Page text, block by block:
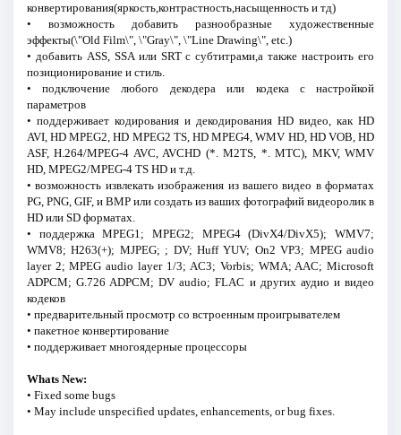
конвертирования(яркость,контрастность,насыщенность и тд)
• возможность добавить разнообразные художественные
эффекты(\"Old Film\", \"Gray\", \"Line Drawing\", etc.)
• добавить ASS, SSA или SRT с субтитрами,а также настроить его
позиционирование и стиль.
• подключение любого декодера или кодека с настройкой
параметров
• поддерживает кодирования и декодирования HD видео, как HD
AVI, HD MPEG2, HD MPEG2 TS, HD MPEG4, WMV HD, HD VOB, HD
ASF, H.264/MPEG-4 AVC, AVCHD (*. M2TS, *. МТС), MKV, WMV
HD, MPEG2/MPEG-4 TS HD и т.д.
• возможность извлекать изображения из вашего видео в форматах
PG, PNG, GIF, и BMP или создать из ваших фотографий видеоролик в
HD или SD форматах.
• поддержка MPEG1; MPEG2; MPEG4 (DivX4/DivX5); WMV7;
WMV8; H263(+); MJPEG; ; DV; Huff YUV; On2 VP3; MPEG audio
layer 2; MPEG audio layer 1/3; AC3; Vorbis; WMA; AAC; Microsoft
ADPCM; G.726 ADPCM; DV audio; FLAC и других аудио и видео
кодеков
• предварительный просмотр со встроенным проигрывателем
• пакетное конвертирование
• поддерживает многоядерные процессоры
Whats New:
• Fixed some bugs
• May include unspecified updates, enhancements, or bug fixes.